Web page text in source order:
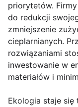
priorytetów.
do redukcji
zmniejszenie
cieplarnianych.
rozwiązaniami
inwestowanie w
materiałów i
Ekologia staje